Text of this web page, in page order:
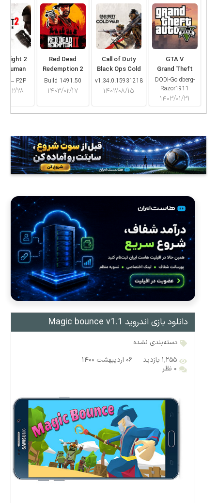
GTA V
Grand Theft
Auto V
DODI-Goldberg-
Razor1911
۱۴۰۳/۰۱/۳۱
Call of Duty
Black Ops Cold
War
v1.34.0.15931218
۱۴۰۲/۰۸/۱۵
Red Dead
Redemption 2
Build 1491.50
۱۴۰۳/۰۲/۱۷
Light 2
Human
– P2P
۱۴۰۳/
دانلود بازی اندروید Magic bounce v1.1
دسته‌بندی نشده
۱,۲۵۵ بازدید
۰۶ اردیبهشت ۱۴۰۰
۰ نظر